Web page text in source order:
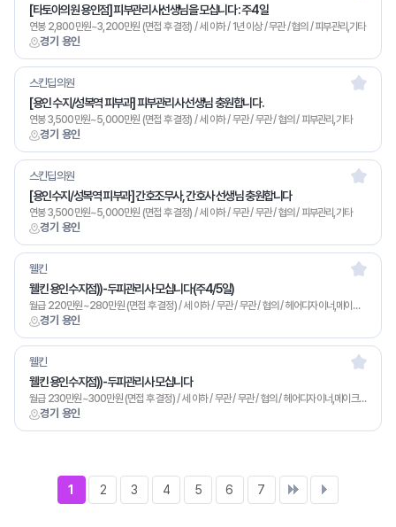
경기 용인
[타토아의원 용인점] 피부관리사선생님을 모십니다 : 주4일
연봉 2,800만원~3,200만원 (면접 후 결정) / 세 이하 / 1년 이상 / 무관 / 협의 / 피부관리,기타
경기 용인
스킨딥의원
[용인 수지/성복역 피부과] 피부관리사 선생님 충원합니다.
연봉 3,500만원~5,000만원 (면접 후 결정) / 세 이하 / 무관 / 무관 / 협의 / 피부관리,기타
경기 용인
스킨딥의원
[용인수지/성복역 피부과] 간호조무사, 간호사 선생님 충원합니다
연봉 3,500만원~5,000만원 (면접 후 결정) / 세 이하 / 무관 / 무관 / 협의 / 피부관리,기타
경기 용인
웰킨
웰킨 용인수지점))-두피관리사 모십니다(주4/5일)
월급 220만원~280만원 (면접 후 결정) / 세 이하 / 무관 / 무관 / 협의 / 헤어디자이너,메이크업,피부관리,기타
경기 용인
웰킨
웰킨 용인수지점))-두피관리사 모십니다
월급 230만원~300만원 (면접 후 결정) / 세 이하 / 무관 / 무관 / 협의 / 헤어디자이너,메이크업,피부관리,기타
1 2 3 4 5 6 7